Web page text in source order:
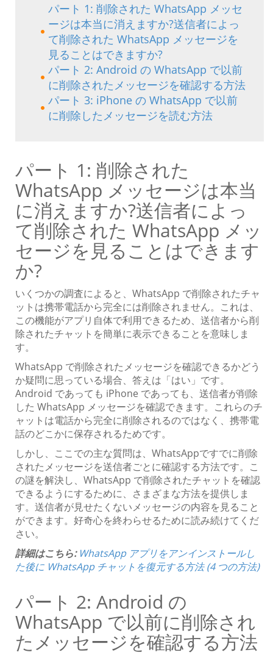
パート 1: 削除された WhatsApp メッセ
ージは本当に消えますか?送信者によっ
て削除された WhatsApp メッセージを
見ることはできますか?
パート 2: Android の WhatsApp で以前
に削除されたメッセージを確認する方法
パート 3: iPhone の WhatsApp で以前
に削除したメッセージを読む方法
パート 1: 削除された
WhatsApp メッセージは本当
に消えますか?送信者によっ
て削除された WhatsApp メッ
セージを見ることはできます
か?
いくつかの調査によると、WhatsApp で削除されたチャ
ットは携帯電話から完全には削除されません。これは、
この機能がアプリ自体で利用できるため、送信者から削
除されたチャットを簡単に表示できることを意味しま
す。
WhatsApp で削除されたメッセージを確認できるかどう
か疑問に思っている場合、答えは「はい」です。
Android であっても iPhone であっても、送信者が削除
した WhatsApp メッセージを確認できます。これらのチ
ャットは電話から完全に削除されるのではなく、携帯電
話のどこかに保存されるためです。
しかし、ここでの主な質問は、WhatsAppですでに削除
されたメッセージを送信者ごとに確認する方法です。こ
の謎を解決し、WhatsApp で削除されたチャットを確認
できるようにするために、さまざまな方法を提供しま
す。送信者が見せたくないメッセージの内容を見ること
ができます。好奇心を終わらせるために読み続けてくだ
さい。
詳細はこちら: WhatsApp アプリをアンインストールし
た後に WhatsApp チャットを復元する方法 (4 つの方法)
パート 2: Android の
WhatsApp で以前に削除され
たメッセージを確認する方法